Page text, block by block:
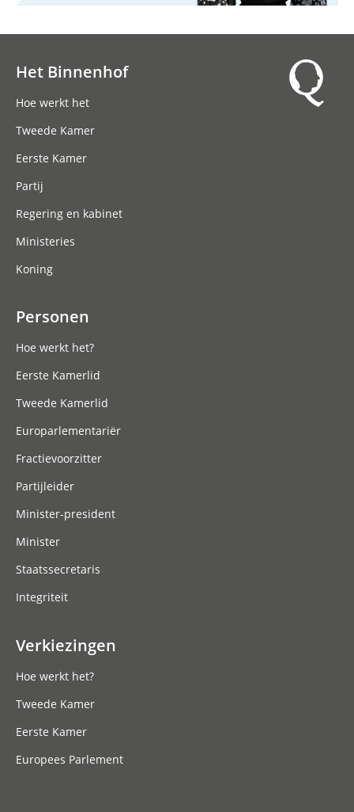
Het Binnenhof
Hoe werkt het
Tweede Kamer
Eerste Kamer
Partij
Regering en kabinet
Ministeries
Koning
Personen
Hoe werkt het?
Eerste Kamerlid
Tweede Kamerlid
Europarlementariër
Fractievoorzitter
Partijleider
Minister-president
Minister
Staatssecretaris
Integriteit
Verkiezingen
Hoe werkt het?
Tweede Kamer
Eerste Kamer
Europees Parlement